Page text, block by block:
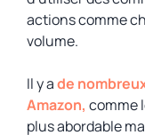
actions comme
volume.
Il y ade
Amazon, comme
plus abordable